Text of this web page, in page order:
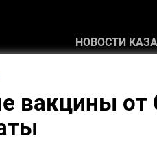
НОВОСТИ
вакцины от